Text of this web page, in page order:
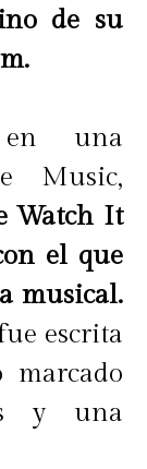
de su
una
Music,
Watch It
el que
musical.
escrita
y una